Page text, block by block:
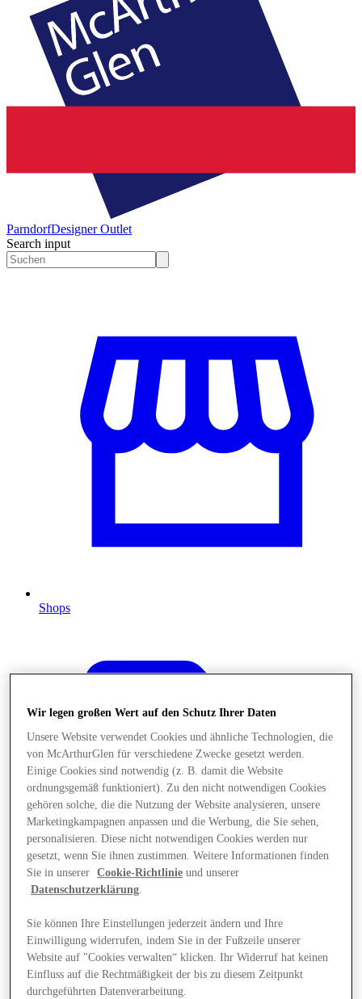
ParndorfDesigner Outlet
Search input
Shops
Angebote
Wir legen großen Wert auf den Schutz Ihrer Daten
Unsere Website verwendet Cookies und ähnliche Technologien, die
von McArthurGlen für verschiedene Zwecke gesetzt werden.
Einige Cookies sind notwendig (z. B. damit die Website
ordnungsgemäß funktioniert). Zu den nicht notwendigen Cookies
gehören solche, die die Nutzung der Website analysieren, unsere
Marketingkampagnen anpassen und die Werbung, die Sie sehen,
personalisieren. Diese nicht notwendigen Cookies werden nur
gesetzt, wenn Sie ihnen zustimmen. Weitere Informationen finden
Sie in unserer
Cookie-Richtlinie und unserer
Datenschutzerklärung.
Sie können Ihre Einstellungen jederzeit ändern und Ihre
Einwilligung widerrufen, indem Sie in der Fußzeile unserer
Website auf "Cookies verwalten“ klicken. Ihr Widerruf hat keinen
Einfluss auf die Rechtmäßigkeit der bis zu diesem Zeitpunkt
durchgeführten Datenverarbeitung.